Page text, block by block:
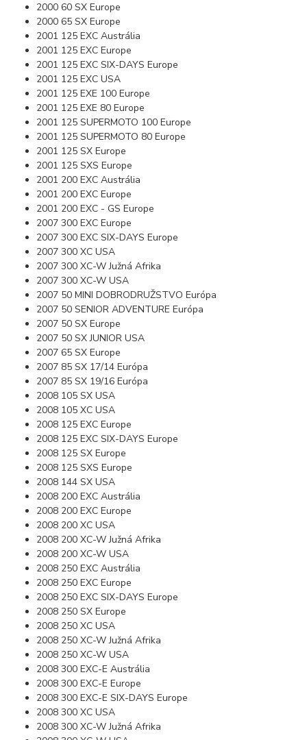
2000 60 SX Europe
2000 65 SX Europe
2001 125 EXC Austrália
2001 125 EXC Europe
2001 125 EXC SIX-DAYS Europe
2001 125 EXC USA
2001 125 EXE 100 Europe
2001 125 EXE 80 Europe
2001 125 SUPERMOTO 100 Europe
2001 125 SUPERMOTO 80 Europe
2001 125 SX Europe
2001 125 SXS Europe
2001 200 EXC Austrália
2001 200 EXC Europe
2001 200 EXC - GS Europe
2007 300 EXC Europe
2007 300 EXC SIX-DAYS Europe
2007 300 XC USA
2007 300 XC-W Južná Afrika
2007 300 XC-W USA
2007 50 MINI DOBRODRUŽSTVO Európa
2007 50 SENIOR ADVENTURE Európa
2007 50 SX Europe
2007 50 SX JUNIOR USA
2007 65 SX Europe
2007 85 SX 17/14 Európa
2007 85 SX 19/16 Európa
2008 105 SX USA
2008 105 XC USA
2008 125 EXC Europe
2008 125 EXC SIX-DAYS Europe
2008 125 SX Europe
2008 125 SXS Europe
2008 144 SX USA
2008 200 EXC Austrália
2008 200 EXC Europe
2008 200 XC USA
2008 200 XC-W Južná Afrika
2008 200 XC-W USA
2008 250 EXC Austrália
2008 250 EXC Europe
2008 250 EXC SIX-DAYS Europe
2008 250 SX Europe
2008 250 XC USA
2008 250 XC-W Južná Afrika
2008 250 XC-W USA
2008 300 EXC-E Austrália
2008 300 EXC-E Europe
2008 300 EXC-E SIX-DAYS Europe
2008 300 XC USA
2008 300 XC-W Južná Afrika